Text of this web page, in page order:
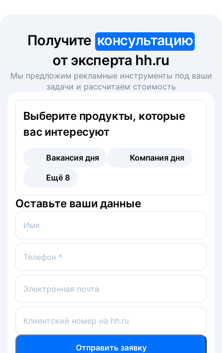
Получите консультацию
от эксперта hh.ru
Мы предложим рекламные инструменты под ваши
задачи и рассчитаем стоимость
Выберите продукты, которые
вас интересуют
Вакансия дня
Компания дня
Ещё 8
Оставьте ваши данные
Имя
Телефон *
Электронная почта
Клиентский номер на hh.ru
Отправить заявку